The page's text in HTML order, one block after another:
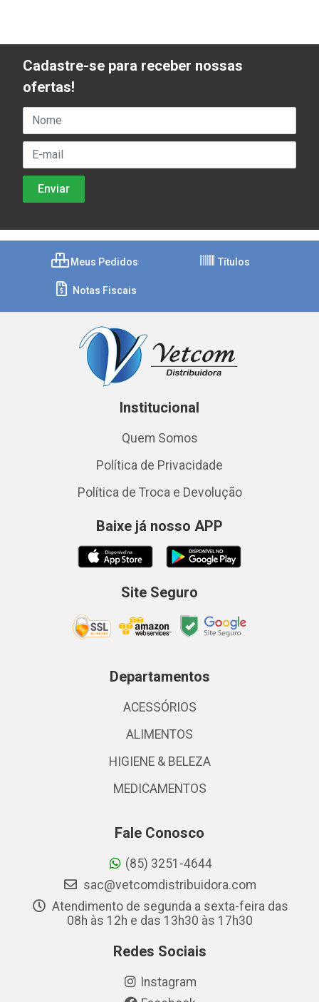
Cadastre-se para receber nossas
ofertas!
Meus Pedidos Títulos
Notas Fiscais
Institucional
Quem Somos
Política de Privacidade
Política de Troca e Devolução
Baixe já nosso APP
Site Seguro
Departamentos
ACESSÓRIOS
ALIMENTOS
HIGIENE & BELEZA
MEDICAMENTOS
Fale Conosco
(85) 3251-4644
sac@vetcomdistribuidora.com
Atendimento de segunda a sexta-feira das
08h às 12h e das 13h30 às 17h30
Redes Sociais
Instagram